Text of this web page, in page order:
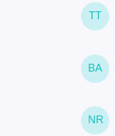
TT
BA
NR